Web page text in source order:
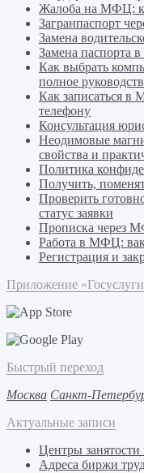
Жалоба на МФЦ:
Загранпаспорт
Замена
Замена паспорта
Как выбрать
полное
Как записаться в
телефону
Консультация
Неодимовые
свойства и
Политика
Получить,
Проверить
статус заявки
Прописка через
Работа в МФЦ:
Регистрация и
Приложение
Быстрый переход
Москва Санкт-
Актуальные записи
Центры занятости
Адреса биржи